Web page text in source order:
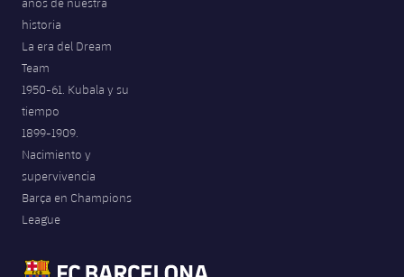
años de nuestra
historia
La era del Dream
Team
1950-61. Kubala y su
tiempo
1899-1909.
Nacimiento y
supervivencia
Barça en Champions
League